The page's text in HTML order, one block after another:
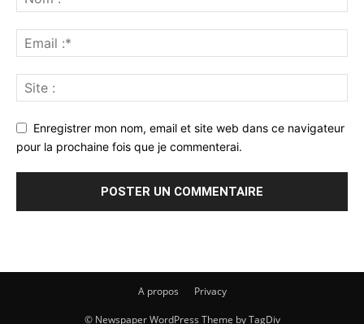
Enregistrer mon nom, email et site web dans ce navigateur
pour la prochaine fois que je commenterai.
A propos Privacy
© Newspaper WordPress Theme by TagDiv